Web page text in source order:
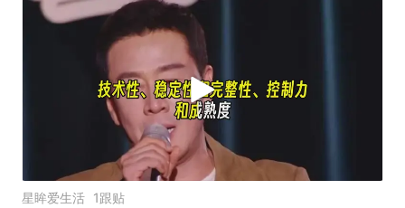
星眸爱生活 1跟贴